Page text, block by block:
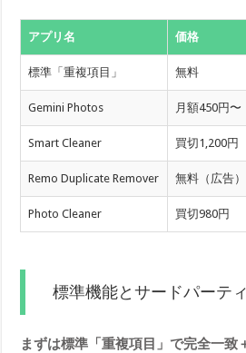
アプリ名 価格
標準「重複項目」 無料
Gemini Photos 月額450円〜
Smart Cleaner 買切1,200円
Remo Duplicate Remover 無料（広告）
Photo Cleaner 買切980円
標準機能とサードパーテ
まずは標準「重複項目」で完全一致